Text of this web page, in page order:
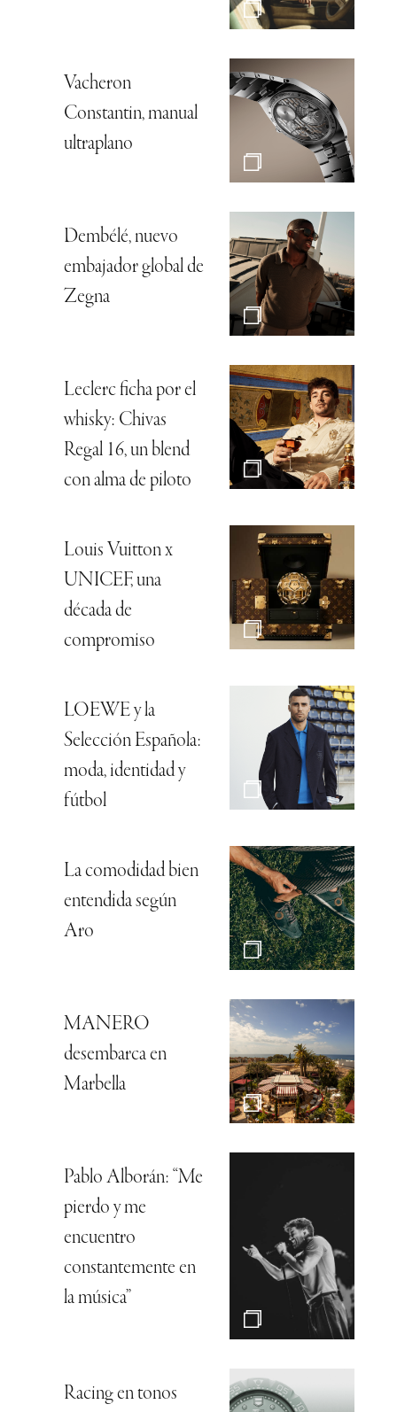
Vacheron
Constantin, manual
ultraplano
Dembélé, nuevo
embajador global de
Zegna
Leclerc ficha por el
whisky: Chivas
Regal 16, un blend
con alma de piloto
Louis Vuitton x
UNICEF, una
década de
compromiso
LOEWE y la
Selección Española:
moda, identidad y
fútbol
La comodidad bien
entendida según
Aro
MANERO
desembarca en
Marbella
Pablo Alborán: “Me
pierdo y me
encuentro
constantemente en
la música”
Racing en tonos